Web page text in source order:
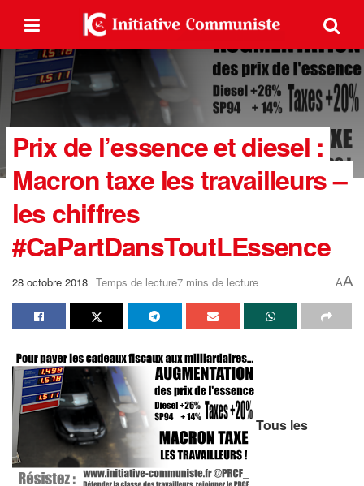
Prix de l’essence et diesel :
Macron taxe les travailleurs –
les chiffres
#CaPartDansToutLEssence
28 octobre 2018 Temps de lecture7 mins de lecture AA
Tous les